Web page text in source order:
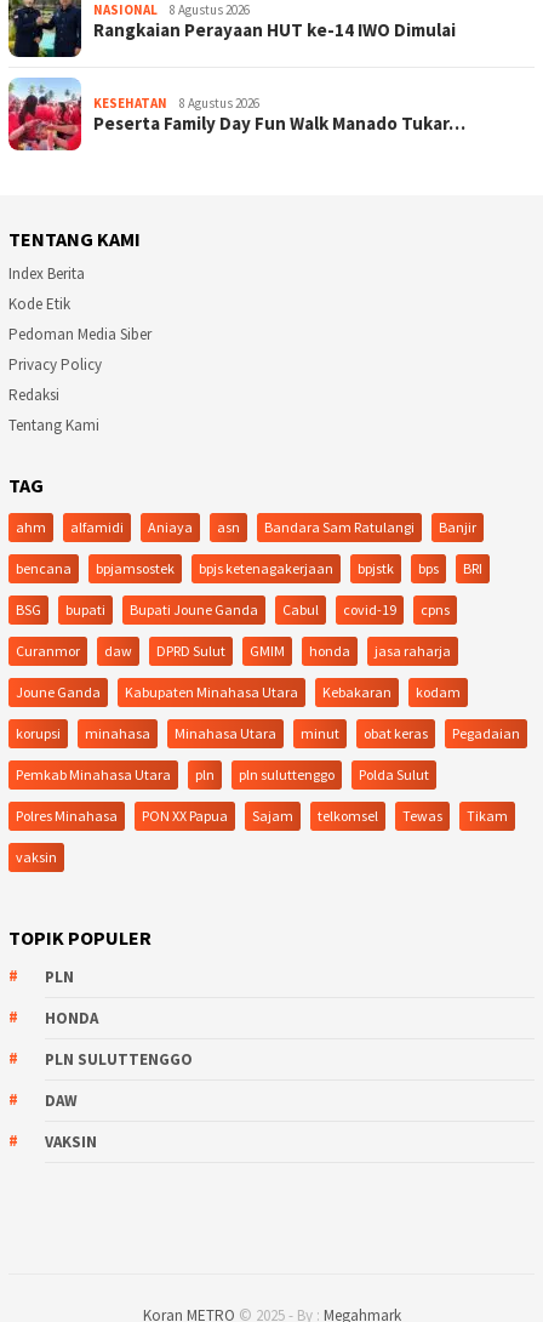
NASIONAL 8 Agustus 2026
Rangkaian Perayaan HUT ke-14 IWO Dimulai
KESEHATAN 8 Agustus 2026
Peserta Family Day Fun Walk Manado Tukar…
TENTANG KAMI
Index Berita
Kode Etik
Pedoman Media Siber
Privacy Policy
Redaksi
Tentang Kami
TAG
ahm alfamidi Aniaya asn Bandara Sam Ratulangi Banjir
bencana bpjamsostek bpjs ketenagakerjaan bpjstk bps BRI
BSG bupati Bupati Joune Ganda Cabul covid-19 cpns
Curanmor daw DPRD Sulut GMIM honda jasa raharja
Joune Ganda Kabupaten Minahasa Utara Kebakaran kodam
korupsi minahasa Minahasa Utara minut obat keras Pegadaian
Pemkab Minahasa Utara pln pln suluttenggo Polda Sulut
Polres Minahasa PON XX Papua Sajam telkomsel Tewas Tikam
vaksin
TOPIK POPULER
PLN
HONDA
PLN SULUTTENGGO
DAW
VAKSIN
Koran METRO © 2025 - By : Megahmark